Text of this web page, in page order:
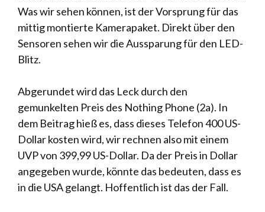
Was wir sehen können, ist der Vorsprung für das
mittig montierte Kamerapaket. Direkt über den
Sensoren sehen wir die Aussparung für den LED-
Blitz.
Abgerundet wird das Leck durch den
gemunkelten Preis des Nothing Phone (2a). In
dem Beitrag hieß es, dass dieses Telefon 400 US-
Dollar kosten wird, wir rechnen also mit einem
UVP von 399,99 US-Dollar. Da der Preis in Dollar
angegeben wurde, könnte das bedeuten, dass es
in die USA gelangt. Hoffentlich ist das der Fall.